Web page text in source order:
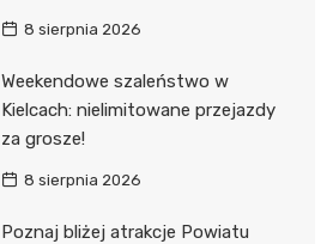
8 sierpnia 2026
Weekendowe szaleństwo w
Kielcach: nielimitowane przejazdy
za grosze!
8 sierpnia 2026
Poznaj bliżej atrakcje Powiatu